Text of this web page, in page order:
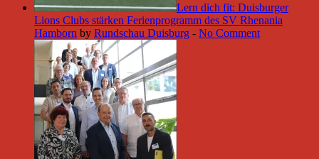
Lern dich fit: Duisburger
Lions Clubs stärken Ferienprogramm des SV Rhenania
Hamborn by Rundschau Duisburg - No Comment